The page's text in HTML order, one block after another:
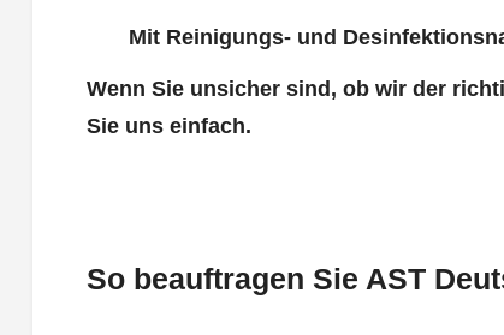
Mit Reinigungs- und
Wenn Sie unsicher sind, ob wir der
Sie uns einfach.
So beauftragen Sie AST